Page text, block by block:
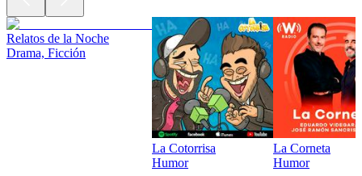
Relatos de la Noche
Drama, Ficción
La Cotorrisa
Humor
La Corneta
Humor